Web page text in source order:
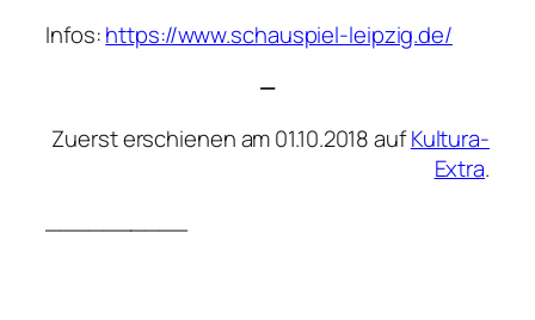
Infos:https://www.schauspiel-leipzig.de/
—
Zuerst erschienen am 01.10.2018 aufKultura-
Extra.